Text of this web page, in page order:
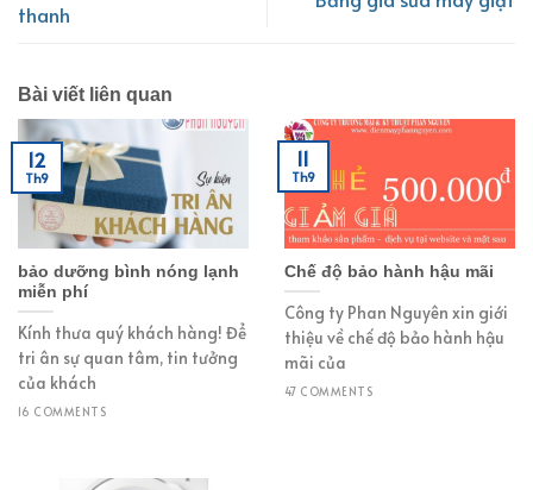
thanh
Bài viết liên quan
bảo dưỡng bình nóng lạnh
miễn phí
Kính thưa quý khách hàng! Để
tri ân sự quan tâm, tin tưởng
của khách
16 COMMENTS
12
Th9
Chế độ bảo hành hậu mãi
Công ty Phan Nguyên xin giới
thiệu về chế độ bảo hành hậu
mãi của
47 COMMENTS
11
Th9